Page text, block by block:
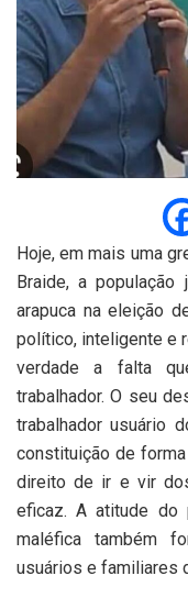
Hoje, em mais uma
Braide, a
arapuca na eleição
político, inteligente e
verdade a falta
trabalhador. O seu
trabalhador usuário
constituição de
direito de ir e vir
eficaz. A atitude do
maléfica também
usuários e familiares